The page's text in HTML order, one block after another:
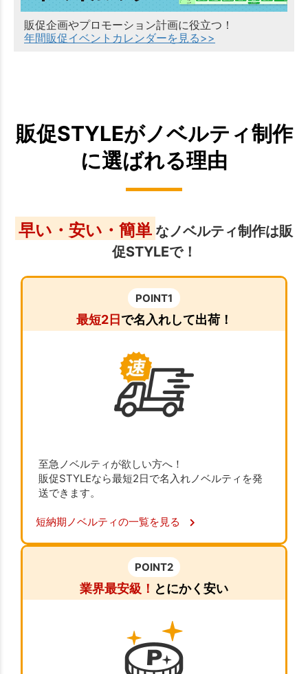
販促企画やプロモーション計画に役立つ！
年間販促イベントカレンダーを見る>>
販促STYLEがノベルティ制作
に選ばれる理由
早い・安い・簡単 なノベルティ制作は販
促STYLEで！
POINT1
最短2日で名入れして出荷！
至急ノベルティが欲しい方へ！
販促STYLEなら最短2日で名入れノベルティを発
送できます。
短納期ノベルティの一覧を見る
POINT2
業界最安級！ とにかく安い